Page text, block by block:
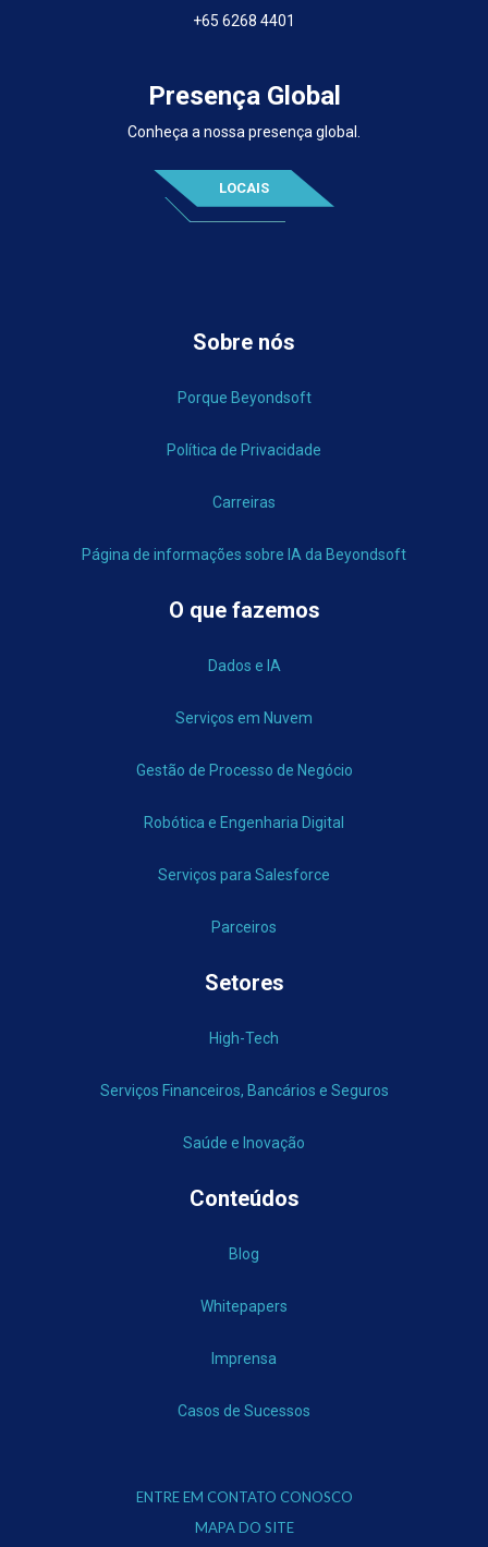
+65 6268 4401
Presença Global
Conheça a nossa presença global.
LOCAIS
Sobre nós
Porque Beyondsoft
Política de Privacidade
Carreiras
Página de informações sobre IA da Beyondsoft
O que fazemos
Dados e IA
Serviços em Nuvem
Gestão de Processo de Negócio
Robótica e Engenharia Digital
Serviços para Salesforce
Parceiros
Setores
High-Tech
Serviços Financeiros, Bancários e Seguros
Saúde e Inovação
Conteúdos
Blog
Whitepapers
Imprensa
Casos de Sucessos
ENTRE EM CONTATO CONOSCO
MAPA DO SITE